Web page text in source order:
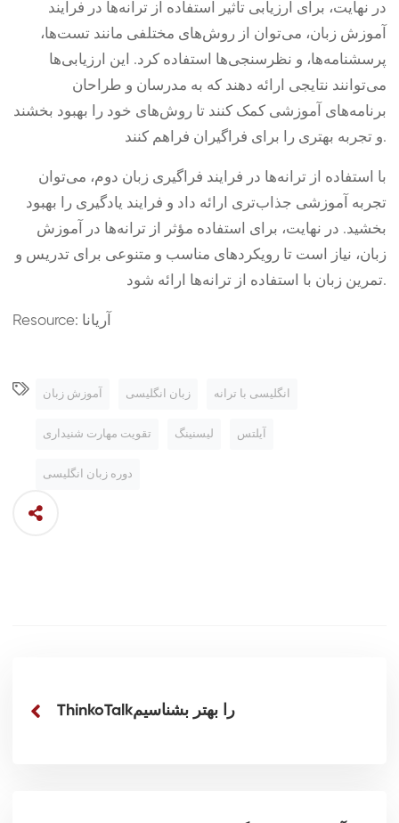
در نهایت، برای ارزیابی تأثیر استفاده از ترانه‌ها در فرایند
آموزش زبان، می‌توان از روش‌های مختلفی مانند تست‌ها،
پرسشنامه‌ها، و نظرسنجی‌ها استفاده کرد. این ارزیابی‌ها
می‌توانند نتایجی ارائه دهند که به مدرسان و طراحان
برنامه‌های آموزشی کمک کنند تا روش‌های خود را بهبود بخشند
و تجربه بهتری را برای فراگیران فراهم کنند.
با استفاده از ترانه‌ها در فرایند فراگیری زبان دوم، می‌توان
تجربه آموزشی جذاب‌تری ارائه داد و فرایند یادگیری را بهبود
بخشید. در نهایت، برای استفاده مؤثر از ترانه‌ها در آموزش
زبان، نیاز است تا رویکردهای مناسب و متنوعی برای تدریس و
تمرین زبان با استفاده از ترانه‌ها ارائه شود.
Resource: آریانا
آموزش زبان زبان انگلیسی انگلیسی با ترانه
تقویت مهارت شنیداری لیسنینگ آیلتس
دوره زبان انگلیسی
ThinkoTalkرا بهتر بشناسیم